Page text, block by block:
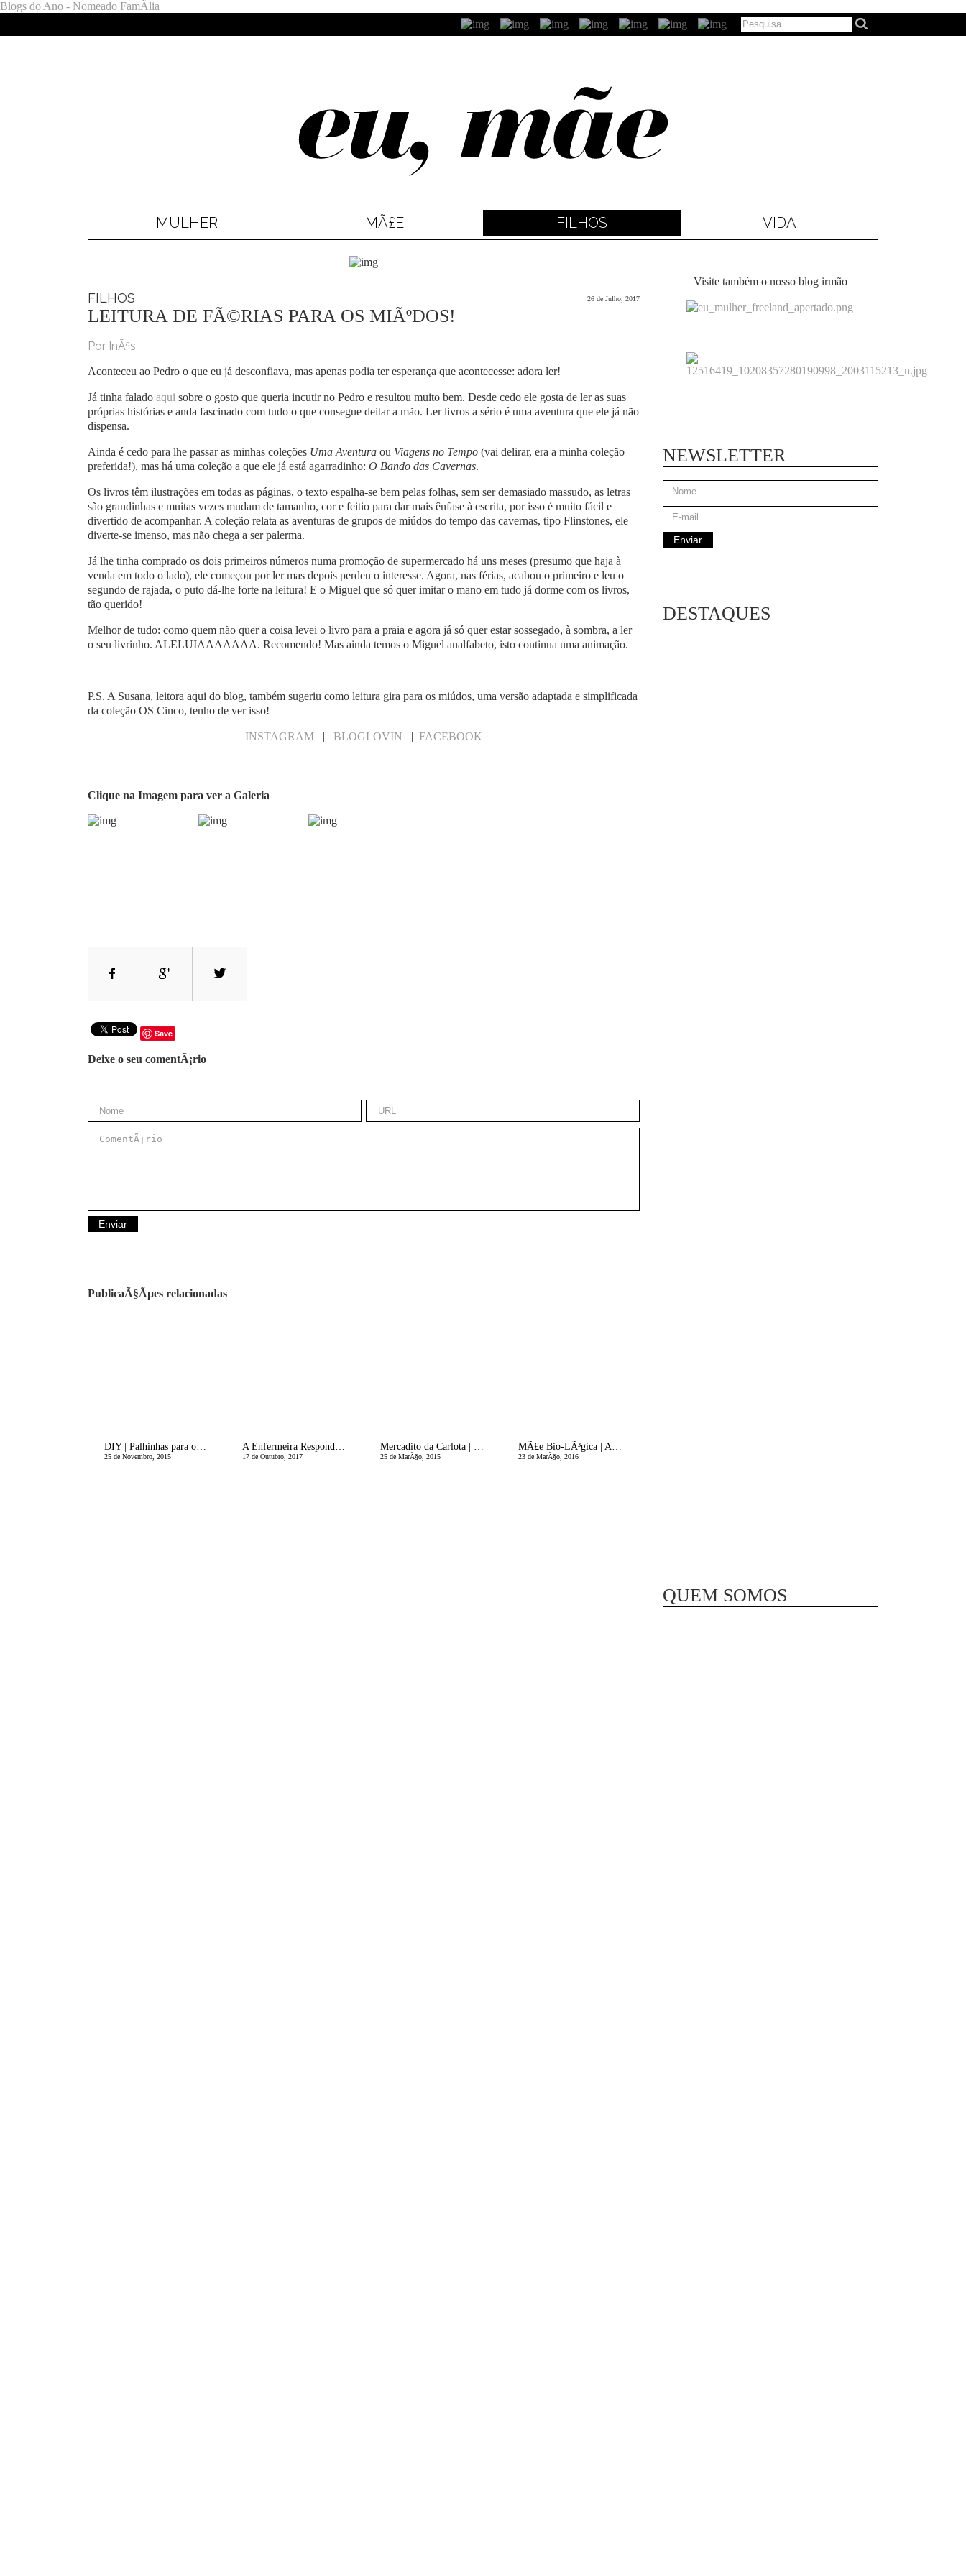
Blogs do Ano - Nomeado FamÃ­lia
MULHER MÃ£E FILHOS VIDA
FILHOS 26 de Julho, 2017
LEITURA DE FÃ©RIAS PARA OS MIÃºDOS!
Por InÃªs
Aconteceu ao Pedro o que eu já desconfiava, mas apenas podia ter esperança que acontecesse: adora ler!
Já tinha falado aqui sobre o gosto que queria incutir no Pedro e resultou muito bem. Desde cedo ele gosta de ler as suas
próprias histórias e anda fascinado com tudo o que consegue deitar a mão. Ler livros a sério é uma aventura que ele já não
dispensa.
Ainda é cedo para lhe passar as minhas coleções Uma Aventura ou Viagens no Tempo (vai delirar, era a minha coleção
preferida!), mas há uma coleção a que ele já está agarradinho: O Bando das Cavernas.
Os livros têm ilustrações em todas as páginas, o texto espalha-se bem pelas folhas, sem ser demasiado massudo, as letras
são grandinhas e muitas vezes mudam de tamanho, cor e feitio para dar mais ênfase à escrita, por isso é muito fácil e
divertido de acompanhar. A coleção relata as aventuras de grupos de miúdos do tempo das cavernas, tipo Flinstones, ele
diverte-se imenso, mas não chega a ser palerma.
Já lhe tinha comprado os dois primeiros números numa promoção de supermercado há uns meses (presumo que haja à
venda em todo o lado), ele começou por ler mas depois perdeu o interesse. Agora, nas férias, acabou o primeiro e leu o
segundo de rajada, o puto dá-lhe forte na leitura! E o Miguel que só quer imitar o mano em tudo já dorme com os livros,
tão querido!
Melhor de tudo: como quem não quer a coisa levei o livro para a praia e agora já só quer estar sossegado, à sombra, a ler
o seu livrinho. ALELUIAAAAAAA. Recomendo! Mas ainda temos o Miguel analfabeto, isto continua uma animação.
P.S. A Susana, leitora aqui do blog, também sugeriu como leitura gira para os miúdos, uma versão adaptada e simplificada
da coleção OS Cinco, tenho de ver isso!
INSTAGRAM | BLOGLOVIN | FACEBOOK
Clique na Imagem para ver a Galeria
Save
Deixe o seu comentÃ¡rio
PublicaÃ§Ãµes relacionadas
DIY | Palhinhas para o Natal
25 de Novembro, 2015
A Enfermeira Responde | PreparaÃ§Ã£o da Mala da Grande Viagem - A Mala da Maternidade!
17 de Outubro, 2017
Mercadito da Carlota | SugestÃµes Eu, MÃ£e
25 de MarÃ§o, 2015
MÃ£e Bio-LÃ³gica | AmamentaÃ§Ã£o prolongada e o direito da Mulher Ã escolha
23 de MarÃ§o, 2016
Visite também o nosso blog irmão
NEWSLETTER
DESTAQUES
QUEM SOMOS